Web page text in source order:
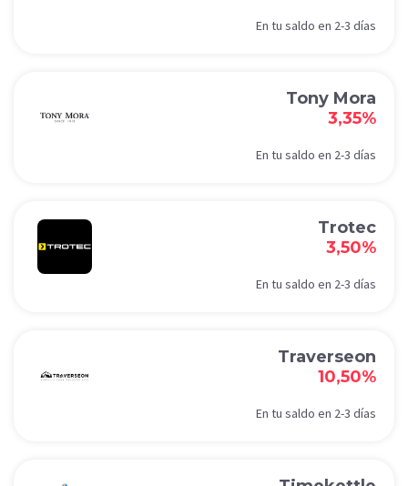
En tu saldo en 2-3 días
Tony Mora
3,35%
En tu saldo en 2-3 días
Trotec
3,50%
En tu saldo en 2-3 días
Traverseon
10,50%
En tu saldo en 2-3 días